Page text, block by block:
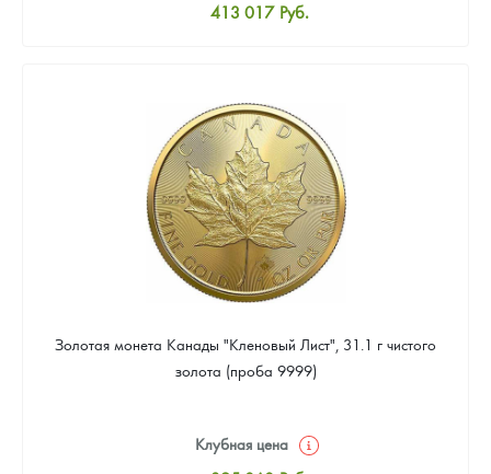
413 017 Руб.
Цена выкупа
380 694 Руб.
Золотая монета Канады "Кленовый Лист", 31.1 г чистого
золота (проба 9999)
Клубная цена